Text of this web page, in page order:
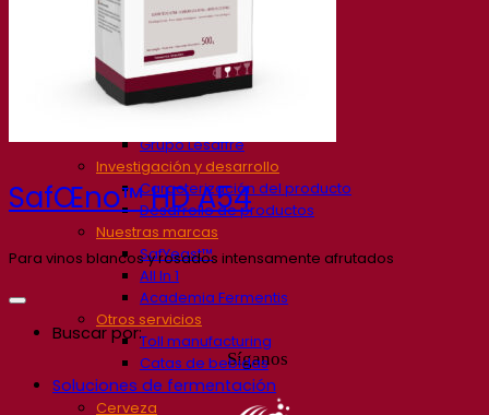
Nuestra empresa
Sobre nosotros
Expertos en fermentación
El Campus de Fermentis
Un equipo apasionado
Grupo Lesaffre
Investigación y desarrollo
Caracterización del producto
Desarrollo de productos
Nuestras marcas
SafYeast™
All In 1
Academia Fermentis
Otros servicios
Toll manufacturing
Catas de bebidas
Soluciones de fermentación
Cerveza
SafŒno™ HD A54
Para vinos blancos y rosados intensamente afrutados
Síganos
Buscar por: